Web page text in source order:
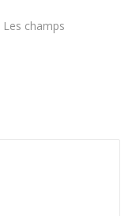
Les champs